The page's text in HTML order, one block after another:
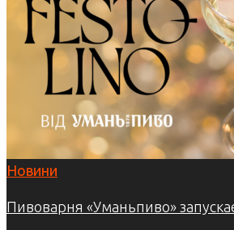
Новини
Пивоварня «Уманьпиво»